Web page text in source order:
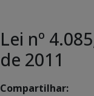
Lei nº
de 2011
Compartilhar: